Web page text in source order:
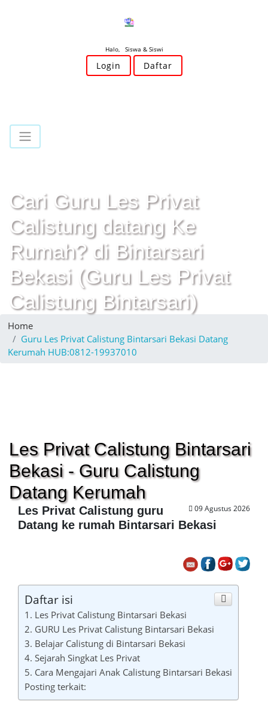
Halo, Siswa & Siswi
Login Daftar
Cari Guru Les Privat
Calistung datang Ke
Rumah? di Bintarsari
Bekasi (Guru Les Privat
Calistung Bintarsari)
Home
Guru Les Privat Calistung Bintarsari Bekasi Datang
Kerumah HUB:0812-19937010
Les Privat Calistung Bintarsari
Bekasi - Guru Calistung
Datang Kerumah
09 Agustus 2026
Les Privat Calistung guru
Datang ke rumah Bintarsari Bekasi
Daftar isi
1. Les Privat Calistung Bintarsari Bekasi
2. GURU Les Privat Calistung Bintarsari Bekasi
3. Belajar Calistung di Bintarsari Bekasi
4. Sejarah Singkat Les Privat
5. Cara Mengajari Anak Calistung Bintarsari Bekasi
Posting terkait: